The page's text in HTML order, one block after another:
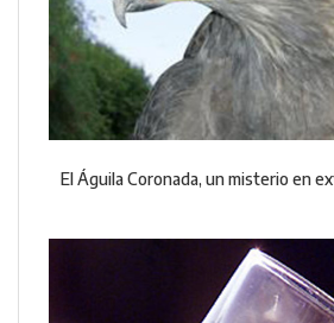
El Águila Coronada, un misterio en